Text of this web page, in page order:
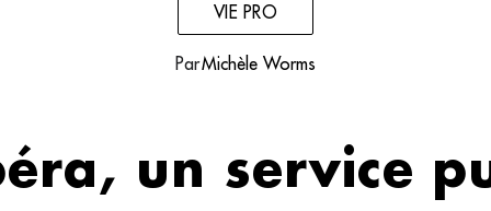
VIE PRO
ParMichèle Worms
un service